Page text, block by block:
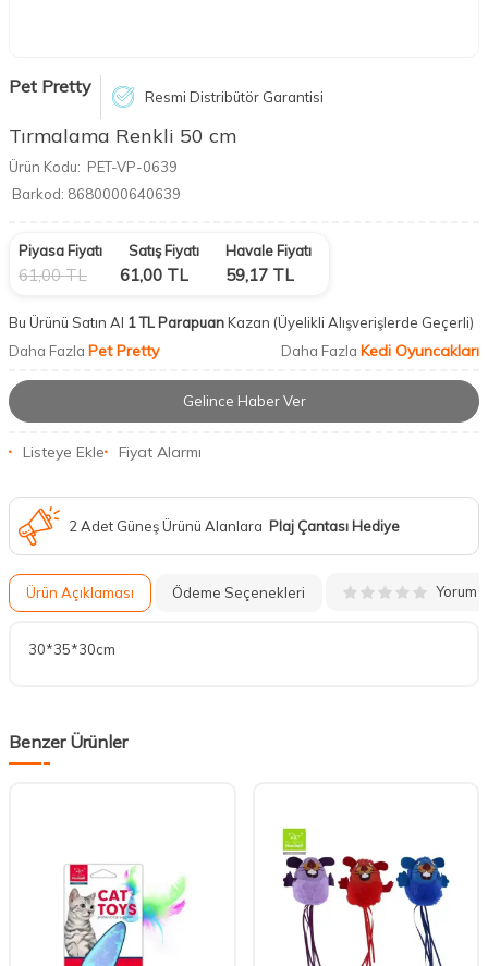
Pet Pretty Resmi Distribütör Garantisi
Tırmalama Renkli 50 cm
Ürün Kodu: PET-VP-0639
Barkod: 8680000640639
Piyasa Fiyatı
61,00TL
Satış Fiyatı
61,00 TL
Havale Fiyatı
59,17 TL
Bu Ürünü Satın Al 1 TL ParapuanKazan (Üyelikli Alışverişlerde Geçerli)
Daha Fazla Pet Pretty Daha Fazla Kedi Oyuncakları
Gelince Haber Ver
Listeye Ekle Fiyat Alarmı
2 Adet Güneş Ürünü Alanlara Plaj Çantası Hediye
Ürün Açıklaması Ödeme Seçenekleri Yorum
30*35*30cm
Benzer Ürünler